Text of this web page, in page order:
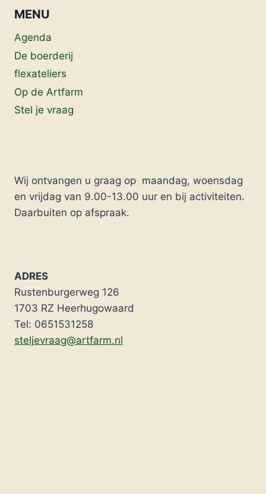
MENU
Agenda
De boerderij
flexateliers
Op de Artfarm
Stel je vraag
Wij ontvangen u graag op maandag, woensdag
en vrijdag van 9.00-13.00 uur en bij activiteiten.
Daarbuiten op afspraak.
ADRES
Rustenburgerweg 126
1703 RZ Heerhugowaard
Tel: 0651531258
steljevraag@artfarm.nl